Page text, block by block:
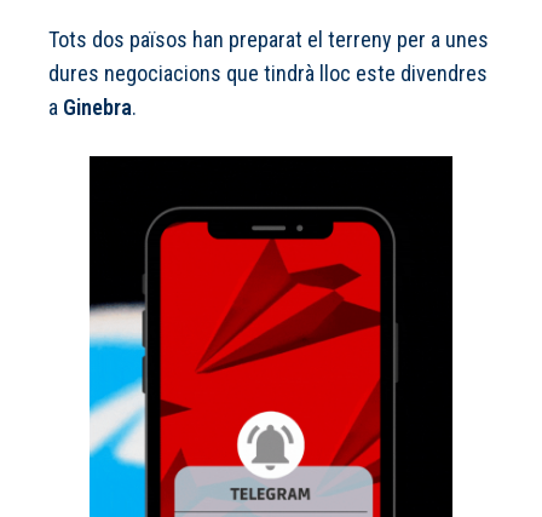
Tots dos països han preparat el terreny per a unes
dures negociacions que tindrà lloc este divendres
a Ginebra.